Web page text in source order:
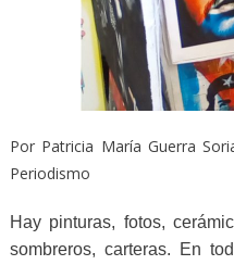
Por Patricia María Guerra
Periodismo
Hay pinturas, fotos,
sombreros, carteras. En